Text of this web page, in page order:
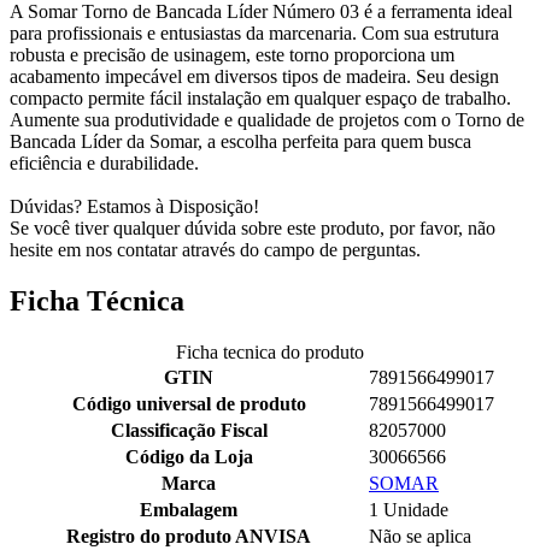
A Somar Torno de Bancada Líder Número 03 é a ferramenta ideal
para profissionais e entusiastas da marcenaria. Com sua estrutura
robusta e precisão de usinagem, este torno proporciona um
acabamento impecável em diversos tipos de madeira. Seu design
compacto permite fácil instalação em qualquer espaço de trabalho.
Aumente sua produtividade e qualidade de projetos com o Torno de
Bancada Líder da Somar, a escolha perfeita para quem busca
eficiência e durabilidade.
Dúvidas? Estamos à Disposição!
Se você tiver qualquer dúvida sobre este produto, por favor, não
hesite em nos contatar através do campo de perguntas.
Ficha Técnica
Ficha tecnica do produto
GTIN
7891566499017
Código universal de produto
7891566499017
Classificação Fiscal
82057000
Código da Loja
30066566
Marca
SOMAR
Embalagem
1 Unidade
Registro do produto ANVISA
Não se aplica